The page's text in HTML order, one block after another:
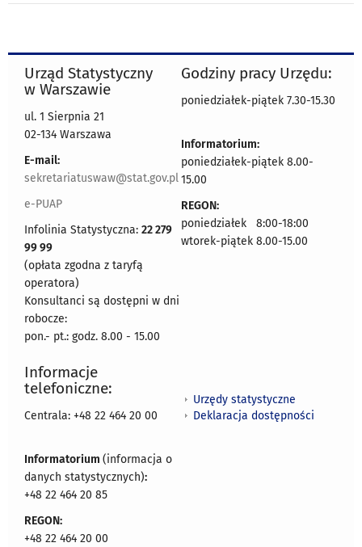
Urząd Statystyczny
w Warszawie
ul. 1 Sierpnia 21
02-134 Warszawa
E-mail:
sekretariatuswaw@stat.gov.pl
e-PUAP
Infolinia Statystyczna: 22 279
99 99
(opłata zgodna z taryfą
operatora)
Konsultanci są dostępni w dni
robocze:
pon.- pt.: godz. 8.00 - 15.00
Godziny pracy Urzędu:
poniedziałek-piątek 7.30-15.30
Informatorium:
poniedziałek-piątek 8.00-
15.00
REGON:
poniedziałek 8:00-18:00
wtorek-piątek 8.00-15.00
Informacje
telefoniczne:
Centrala: +48 22 464 20 00
Informatorium (informacja o
danych statystycznych):
+48 22 464 20 85
REGON:
+48 22 464 20 00
Urzędy statystyczne
Deklaracja dostępności